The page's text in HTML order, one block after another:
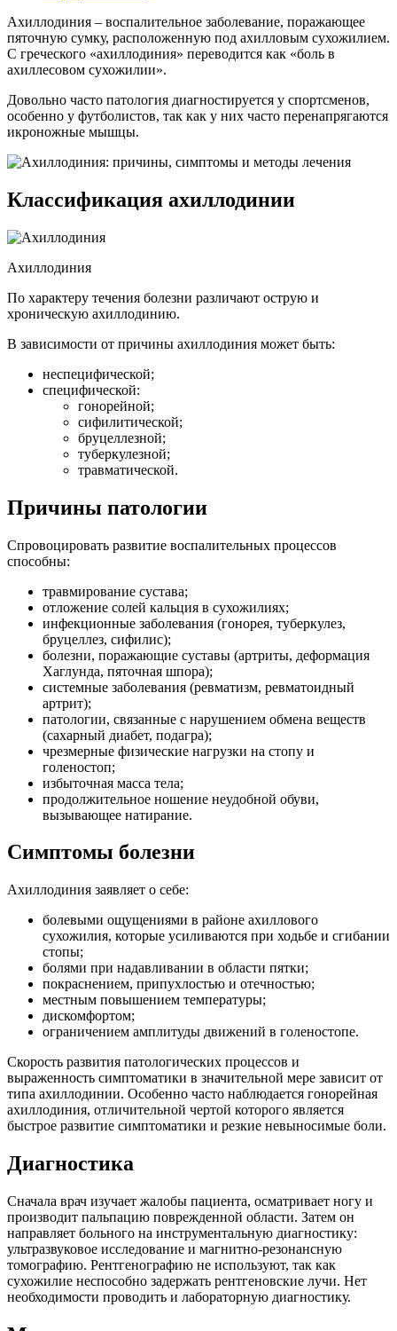
Ахиллодиния – воспалительное заболевание, поражающее
пяточную сумку, расположенную под ахилловым сухожилием.
С греческого «ахиллодиния» переводится как «боль в
ахиллесовом сухожилии».
Довольно часто патология диагностируется у спортсменов,
особенно у футболистов, так как у них часто перенапрягаются
икроножные мышцы.
Классификация ахиллодинии
Ахиллодиния
По характеру течения болезни различают острую и
хроническую ахиллодинию.
В зависимости от причины ахиллодиния может быть:
неспецифической;
специфической:
гонорейной;
сифилитической;
бруцеллезной;
туберкулезной;
травматической.
Причины патологии
Спровоцировать развитие воспалительных процессов
способны:
травмирование сустава;
отложение солей кальция в сухожилиях;
инфекционные заболевания (гонорея, туберкулез,
бруцеллез, сифилис);
болезни, поражающие суставы (артриты, деформация
Хаглунда, пяточная шпора);
системные заболевания (ревматизм, ревматоидный
артрит);
патологии, связанные с нарушением обмена веществ
(сахарный диабет, подагра);
чрезмерные физические нагрузки на стопу и
голеностоп;
избыточная масса тела;
продолжительное ношение неудобной обуви,
вызывающее натирание.
Симптомы болезни
Ахиллодиния заявляет о себе:
болевыми ощущениями в районе ахиллового
сухожилия, которые усиливаются при ходьбе и сгибании
стопы;
болями при надавливании в области пятки;
покраснением, припухлостью и отечностью;
местным повышением температуры;
дискомфортом;
ограничением амплитуды движений в голеностопе.
Скорость развития патологических процессов и
выраженность симптоматики в значительной мере зависит от
типа ахиллодинии. Особенно часто наблюдается гонорейная
ахиллодиния, отличительной чертой которого является
быстрое развитие симптоматики и резкие невыносимые боли.
Диагностика
Сначала врач изучает жалобы пациента, осматривает ногу и
производит пальпацию поврежденной области. Затем он
направляет больного на инструментальную диагностику:
ультразвуковое исследование и магнитно-резонансную
томографию. Рентгенографию не используют, так как
сухожилие неспособно задержать рентгеновские лучи. Нет
необходимости проводить и лабораторную диагностику.